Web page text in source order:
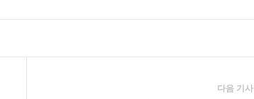
다음 기사